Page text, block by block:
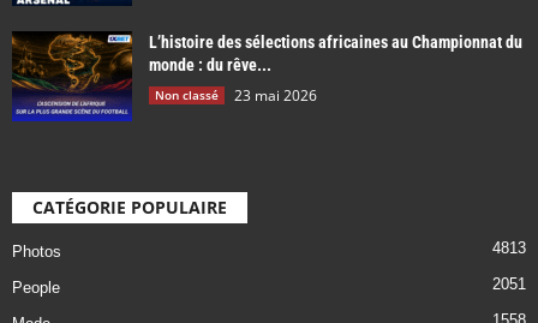
L’histoire des sélections africaines au Championnat du
monde : du rêve...
Non classé 23 mai 2026
CATÉGORIE POPULAIRE
Photos 4813
People 2051